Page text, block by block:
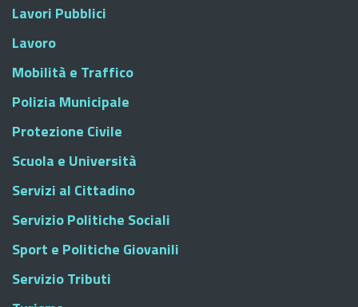
Lavori Pubblici
Lavoro
Mobilità e Traffico
Polizia Municipale
Protezione Civile
Scuola e Università
Servizi al Cittadino
Servizio Politiche Sociali
Sport e Politiche Giovanili
Servizio Tributi